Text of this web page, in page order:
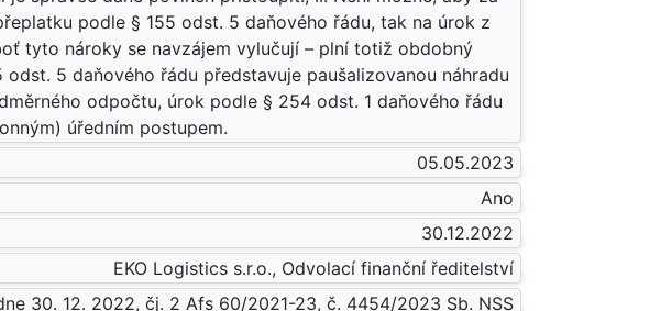
podle § 155 odst. 5 daňového řádu, tak na úrok z
tyto nároky se navzájem vylučují – plní totiž obdobný
5 daňového řádu představuje paušalizovanou náhradu
odpočtu, úrok podle § 254 odst. 1 daňového řádu
úředním postupem.
05.05.2023
Ano
30.12.2022
EKO Logistics s.r.o., Odvolací finanční ředitelství
30. 12. 2022, čj. 2 Afs 60/2021-23, č. 4454/2023 Sb. NSS